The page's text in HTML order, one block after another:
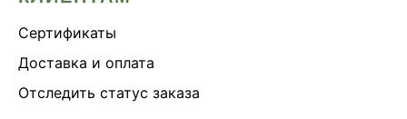
Сертификаты
Доставка и оплата
Отследить статус заказа